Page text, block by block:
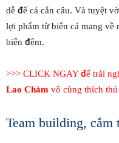
dễ để cá cắn câu. Và tuyệt
lợi phẩm từ biển cả mang về
biển đêm.
>>> CLICK NGAY để trải
Lao Chàm vô cùng thích thú
Team building, cắm